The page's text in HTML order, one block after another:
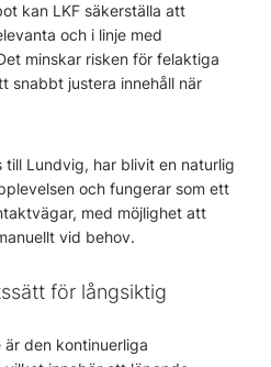
kan LKF säkerställa att
och i linje med
minskar risken för felaktiga
snabbt justera innehåll när
Lundvig, har blivit en naturlig
och fungerar som ett
med möjlighet att
vid behov.
för långsiktig
är den kontinuerliga